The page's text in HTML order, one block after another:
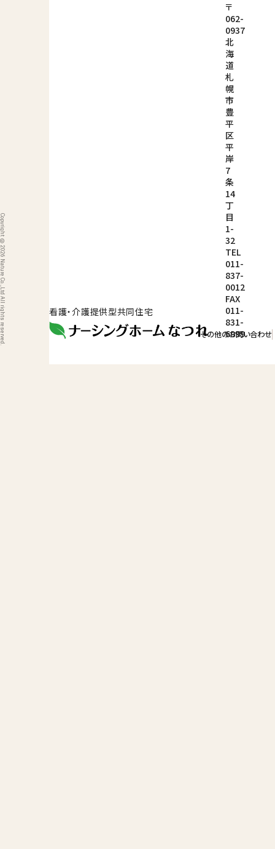
その他のお問い合わせ
看護・介護提供型共同住宅
〒
062-
0937
北
海
道
札
幌
市
豊
平
区
平
岸
7
条
14
丁
目
1-
32
TEL
011-
837-
0012
FAX
011-
831-
6999
Copyright © 2026 Nature Co.,Ltd All rights reserved.